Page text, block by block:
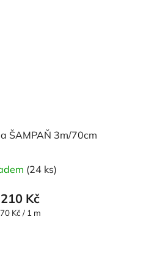
ŠAMPAŇ 3m/70cm
(24 ks)
210 Kč
Měrná
70 Kč / 1 m